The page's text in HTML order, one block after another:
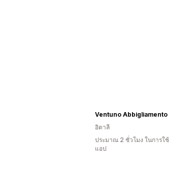
Ventuno Abbigliamento
อิตาลี
ประมาณ 2 ชั่วโมง ในการใช้
แอป